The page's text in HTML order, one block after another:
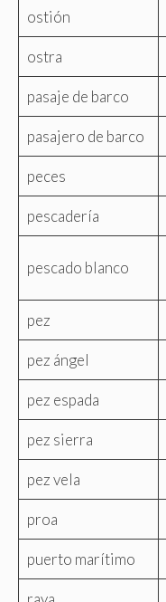
ostión
ostra
pasaje de barco
pasajero de barco
peces
pescadería
pescado blanco
pez
pez ángel
pez espada
pez sierra
pez vela
proa
puerto marítimo